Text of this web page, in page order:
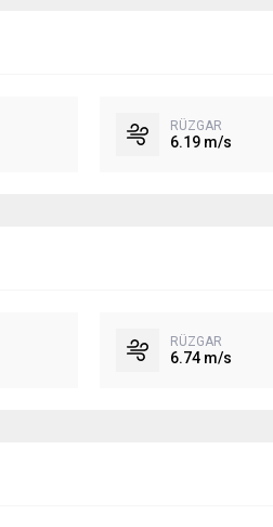
RÜZGAR
6.19 m/s
RÜZGAR
6.74 m/s